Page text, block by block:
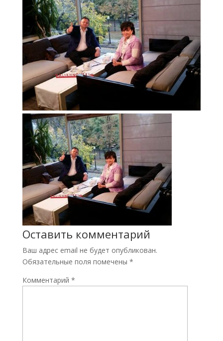
Оставить комментарий
Ваш адрес email не будет опубликован.
Обязательные поля помечены *
Комментарий *